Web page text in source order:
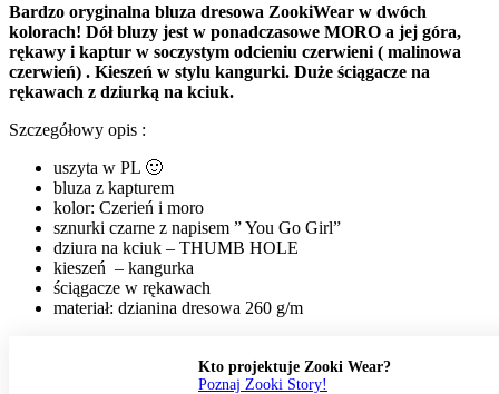
Bardzo oryginalna bluza dresowa ZookiWear w dwóch
kolorach! Dół bluzy jest w ponadczasowe MORO a jej góra,
rękawy i kaptur w soczystym odcieniu czerwieni ( malinowa
czerwień) . Kieszeń w stylu kangurki. Duże ściągacze na
rękawach z dziurką na kciuk.
Szczegółowy opis :
uszyta w PL 🙂
bluza z kapturem
kolor: Czerień i moro
sznurki czarne z napisem ” You Go Girl”
dziura na kciuk – THUMB HOLE
kieszeń – kangurka
ściągacze w rękawach
materiał: dzianina dresowa 260 g/m
Kto projektuje Zooki Wear?
Poznaj Zooki Story!